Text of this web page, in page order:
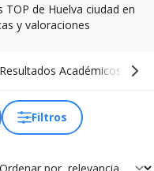
de Huelva ciudad en
y valoraciones
Resultados Académicos
Filtros